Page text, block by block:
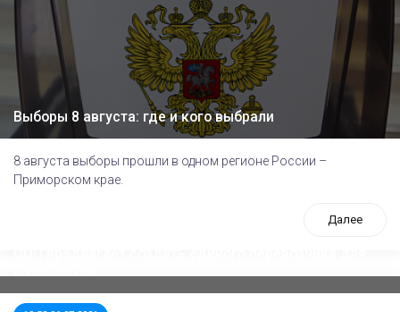
Выборы 8 августа: где и кого выбрали
8 августа выборы прошли в одном регионе России –
Приморском крае.
Далее